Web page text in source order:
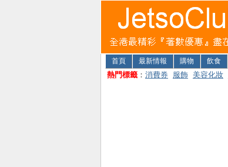
首頁 最新情報 購物 飲食
熱門標籤 ： 消費券 服飾 美容化妝